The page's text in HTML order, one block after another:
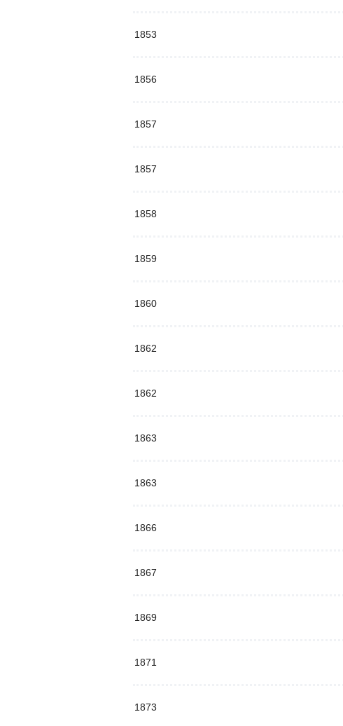
1853
1856
1857
1857
1858
1859
1860
1862
1862
1863
1863
1866
1867
1869
1871
1873